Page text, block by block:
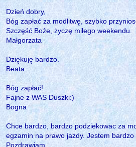
Dzień dobry,
Bóg zapłać za modlitwę, szybko
Szczęść Boże, życzę miłego weekendu.
Małgorzata
Dziękuję bardzo.
Beata
Bóg zapłać!
Fajne z WAS Duszki:)
Bogna
Chce bardzo, bardzo podziekowac za
egzamin na prawo jazdy. Jestem bardzo
Pozdrawiam.